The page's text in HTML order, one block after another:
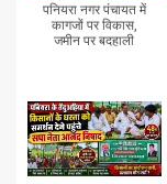
पनियरा नगर पंचायत में
कागजों पर विकास,
जमीन पर बदहाली